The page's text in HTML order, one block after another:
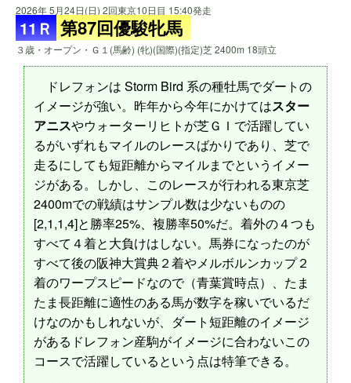
2026年 5月24日(日) 2回東京10日目 15:40発走
11Ｒ 第87回優駿牝馬
３歳・オープン・Ｇ１(馬齢) (牝)(国際)(指定)芝 2400m 18頭立
ドレフォンは Storm Bird 系の種牡馬でダートの
イメージが強い。昨年から今年にかけてはスター
アニスやウォーターリヒトが芝ＧＩで活躍してい
るがいずれもマイルのレースばかりであり、芝で
走るにしても短距離からマイルまでというイメー
ジがある。しかし、このレースが行われる東京芝
2400mでの戦績はサンプル数は少ないものの
[2,1,1,4]と勝率25%、複勝率50%だ。着外の４つも
すべて４着と大負けはしない。馬券になったのが
すべて後の阪神大賞典２着やメルボルンカップ２
着のワープスピードなので（青葉賞時点）、たま
たま長距離に適性のある馬が数字を稼いでいるだ
けなのかもしれないが、ダート短距離のイメージ
があるドレフォン産駒がイメージに合わないこの
コースで活躍しているという点は特筆できる。